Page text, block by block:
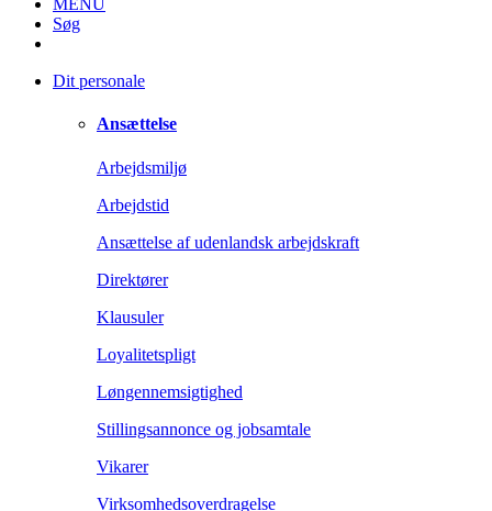
MENU
Søg
Dit personale
Ansættelse
Arbejdsmiljø
Arbejdstid
Ansættelse af udenlandsk arbejdskraft
Direktører
Klausuler
Loyalitetspligt
Løngennemsigtighed
Stillingsannonce og jobsamtale
Vikarer
Virksomhedsoverdragelse